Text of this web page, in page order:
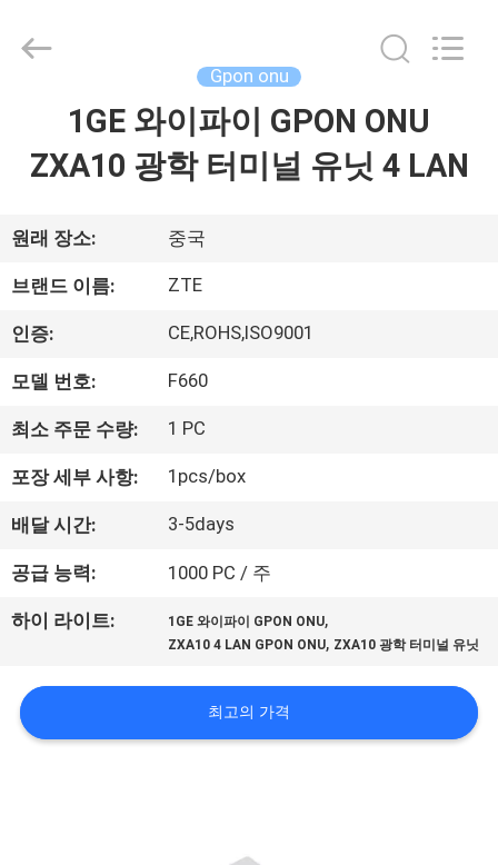
품
우
리
여
공
여
Shenzhen
All
Gpon onu
1GE 와이파이 GPON ONU
ZXA10 광학 터미널 유닛 4 LAN
원래 장소: 중국
브랜드 이름: ZTE
인증: CE,ROHS,ISO9001
모델 번호: F660
최소 주문 수량: 1 PC
포장 세부 사항: 1pcs/box
배달 시간: 3-5days
공급 능력: 1000 PC / 주
하이 라이트: 1GE 와이파이 GPON ONU,
ZXA10 4 LAN GPON ONU, ZXA10 광학 터미널 유닛
최고의 가격